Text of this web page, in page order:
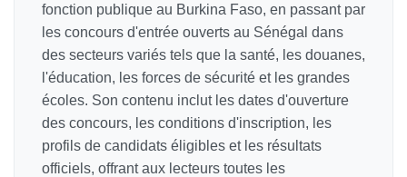
fonction publique au Burkina Faso, en passant par
les concours d'entrée ouverts au Sénégal dans
des secteurs variés tels que la santé, les douanes,
l'éducation, les forces de sécurité et les grandes
écoles. Son contenu inclut les dates d'ouverture
des concours, les conditions d'inscription, les
profils de candidats éligibles et les résultats
officiels, offrant aux lecteurs toutes les